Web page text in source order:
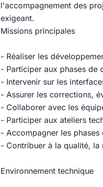
l'accompagnement des
exigeant.
Missions principales
- Réaliser les
- Participer aux phases de
- Intervenir sur les
- Assurer les corrections,
- Collaborer avec les
- Participer aux ateliers
- Accompagner les
- Contribuer à la qualité, la
Environnement technique